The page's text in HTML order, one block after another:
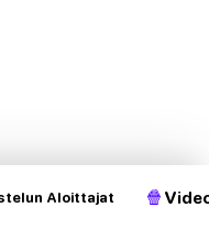
Aloittajat 🍿